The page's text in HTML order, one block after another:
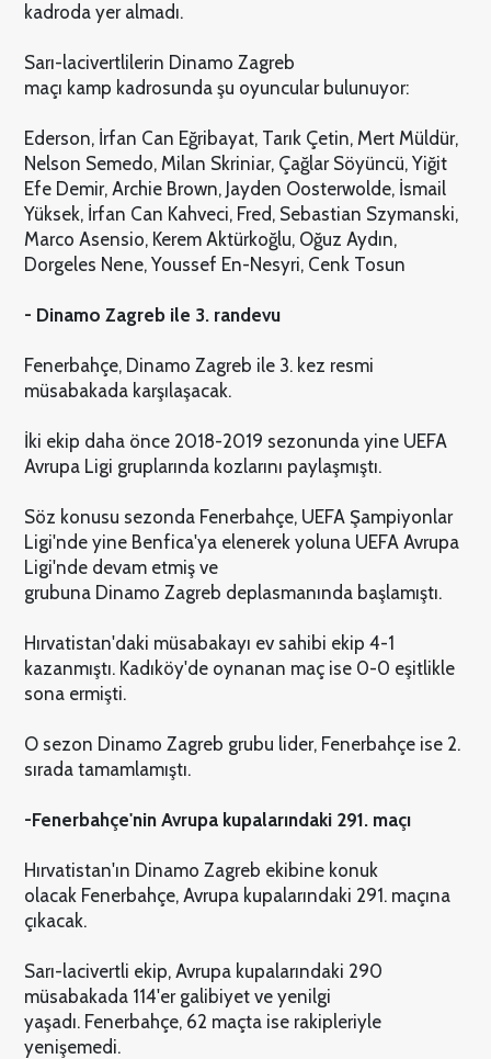
kadroda yer almadı.
Sarı-lacivertlilerin Dinamo Zagreb
maçı kamp kadrosunda şu oyuncular bulunuyor:
Ederson, İrfan Can Eğribayat, Tarık Çetin, Mert Müldür,
Nelson Semedo, Milan Skriniar, Çağlar Söyüncü, Yiğit
Efe Demir, Archie Brown, Jayden Oosterwolde, İsmail
Yüksek, İrfan Can Kahveci, Fred, Sebastian Szymanski,
Marco Asensio, Kerem Aktürkoğlu, Oğuz Aydın,
Dorgeles Nene, Youssef En-Nesyri, Cenk Tosun
- Dinamo Zagreb ile 3. randevu
Fenerbahçe, Dinamo Zagreb ile 3. kez resmi
müsabakada karşılaşacak.
İki ekip daha önce 2018-2019 sezonunda yine UEFA
Avrupa Ligi gruplarında kozlarını paylaşmıştı.
Söz konusu sezonda Fenerbahçe, UEFA Şampiyonlar
Ligi'nde yine Benfica'ya elenerek yoluna UEFA Avrupa
Ligi'nde devam etmiş ve
grubuna Dinamo Zagreb deplasmanında başlamıştı.
Hırvatistan'daki müsabakayı ev sahibi ekip 4-1
kazanmıştı. Kadıköy'de oynanan maç ise 0-0 eşitlikle
sona ermişti.
O sezon Dinamo Zagreb grubu lider, Fenerbahçe ise 2.
sırada tamamlamıştı.
-Fenerbahçe'nin Avrupa kupalarındaki 291. maçı
Hırvatistan'ın Dinamo Zagreb ekibine konuk
olacak Fenerbahçe, Avrupa kupalarındaki 291. maçına
çıkacak.
Sarı-lacivertli ekip, Avrupa kupalarındaki 290
müsabakada 114'er galibiyet ve yenilgi
yaşadı. Fenerbahçe, 62 maçta ise rakipleriyle
yenişemedi.